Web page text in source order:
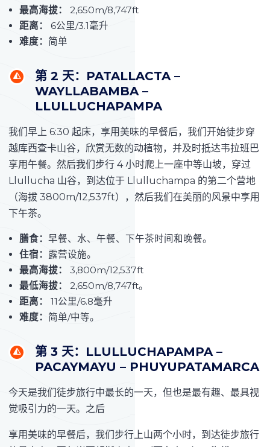
最高海拔：
2,650m/8,747ft
距离：
6公里/3.1毫升
难度： 简单
第 2 天：PATALLACTA –
WAYLLABAMBA –
LLULLUCHAPAMPA
我们早上 6:30 起床，享用美味的早餐后，我们开始徒步穿
越库西查卡山谷，欣赏无数的动植物，并及时抵达韦拉班巴
享用午餐。然后我们步行 4 小时爬上一座中等山坡，穿过
Llullucha 山谷，到达位于 Llulluchampa 的第二个营地
（海拔 3800m/12,537ft），然后我们在美丽的风景中享用
下午茶。
膳食： 早餐、水、午餐、下午茶时间和晚餐。
住宿： 露营设施。
最高海拔：
3,800m/12,537ft
最低海拔：
2,650m/8,747ft。
距离：
11公里/6.8毫升
难度： 简单/中等。
第 3 天：LLULLUCHAPAMPA –
PACAYMAYU – PHUYUPATAMARCA
今天是我们徒步旅行中最长的一天，但也是最有趣、最具视
觉吸引力的一天。之后
享用美味的早餐后，我们步行上山两个小时，到达徒步旅行